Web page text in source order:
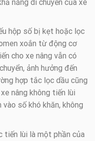
năng di chuyển của xe
hộp số bị kẹt hoặc lọc
xoắn từ động cơ
cho xe nâng vẫn có
ảnh hưởng đến
hợp tắc lọc dầu cũng
nâng không tiến lùi
số khó khăn, không
tiến lùi là một phần của